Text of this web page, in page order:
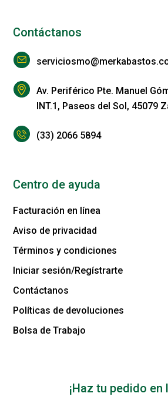
Contáctanos
Av. Periférico Pte. Manuel
INT.1, Paseos del Sol, 45079
(33) 2066 5894
Centro de ayuda
Facturación en línea
Aviso de privacidad
Términos y condiciones
Iniciar sesión/Regístrarte
Contáctanos
Políticas de devoluciones
Bolsa de Trabajo
¡Haz tu pedido en